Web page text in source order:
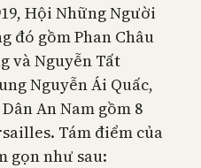
Hội Những Người
đó gồm Phan Châu
và Nguyễn Tất
Nguyễn Ái Quấc,
An Nam gồm 8
Tám điểm của
gọn như sau: